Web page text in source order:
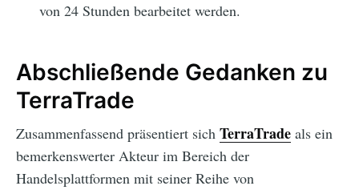
von 24 Stunden bearbeitet werden.
Abschließende Gedanken zu
TerraTrade
Zusammenfassend präsentiert sich TerraTrade als ein
bemerkenswerter Akteur im Bereich der
Handelsplattformen mit seiner Reihe von